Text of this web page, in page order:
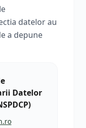
datelor au
a depune
Datelor